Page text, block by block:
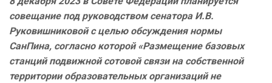
совещание под руководством сенатора И.В.
Руковишниковой с целью обсуждения нормы
СанПина, согласно которой «Размещение базовых
станций подвижной сотовой связи на собственной
территории образовательных организаций не